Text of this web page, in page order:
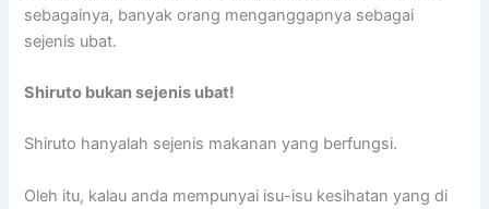
sebagainya, banyak orang menganggapnya sebagai
sejenis ubat.
Shiruto bukan sejenis ubat!
Shiruto hanyalah sejenis makanan yang berfungsi.
Oleh itu, kalau anda mempunyai isu-isu kesihatan yang di